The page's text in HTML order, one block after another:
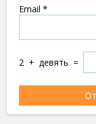
Email *
2 + девять =